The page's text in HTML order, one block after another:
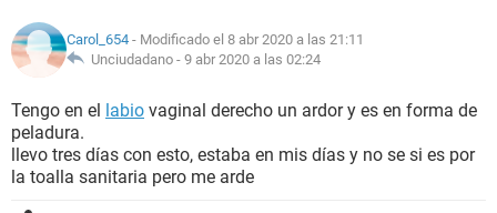
NUTRICIÓN
BIENESTAR
SEXUALIDAD
Carol_654 - Modificado el 8 abr 2020 a las 21:11
Unciudadano - 9 abr 2020 a las 02:24
Tengo en el labio vaginal derecho un ardor y es en forma de
peladura.
llevo tres días con esto, estaba en mis días y no se si es por
la toalla sanitaria pero me arde